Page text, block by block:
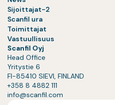
Sijoittajat-2
Scanfil ura
Toimittajat
Vastuullisuus
Scanfil Oyj
Head Office
Yritystie 6
FI-85410 SIEVI, FINLAND
+358 8 4882 111
info@scanfil.com